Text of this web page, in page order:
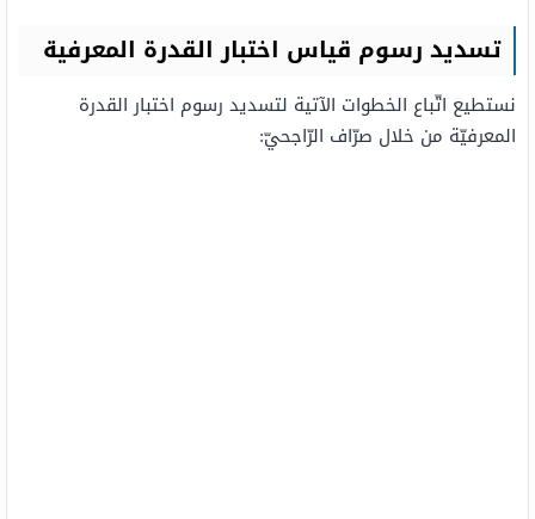
تسديد رسوم قياس اختبار القدرة المعرفية
نستطيع اتّباع الخطوات الآتية لتسديد رسوم اختبار القدرة
المعرفيّة من خلال صرّاف الرّاجحيّ: